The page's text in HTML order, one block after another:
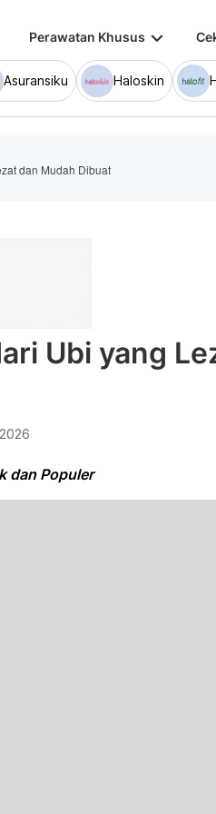
Perawatan Khusus keyboard_arrow_down
Asuransiku Haloskin
dan Mudah Dibuat
Ubi yang
dan Populer